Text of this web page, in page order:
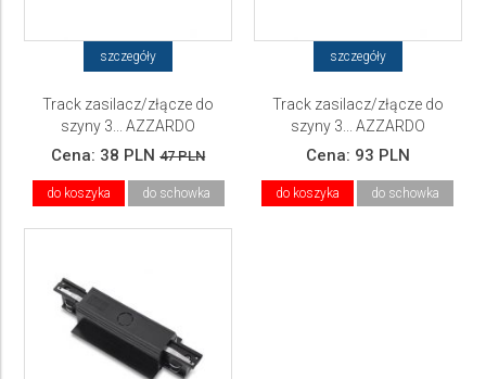
szczegóły
Track zasilacz/złącze do
szyny 3... AZZARDO
Cena: 38 PLN 47 PLN
do koszyka do schowka
szczegóły
Track zasilacz/złącze do
szyny 3... AZZARDO
Cena: 93 PLN
do koszyka do schowka